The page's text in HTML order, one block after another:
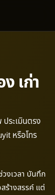
เก่า
ระเมินตรง
หรือโทร
งเวลา บันทึก
ร้างสรรค์ แต่